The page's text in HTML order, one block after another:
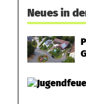
Neues in